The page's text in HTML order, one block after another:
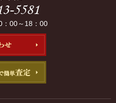
00～18：00